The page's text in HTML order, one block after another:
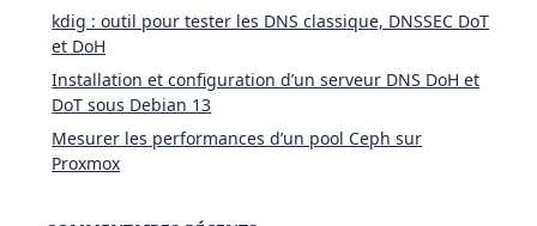
kdig : outil pour tester les DNS classique, DNSSEC DoT
et DoH
Installation et configuration d’un serveur DNS DoH et
DoT sous Debian 13
Mesurer les performances d’un pool Ceph sur
Proxmox